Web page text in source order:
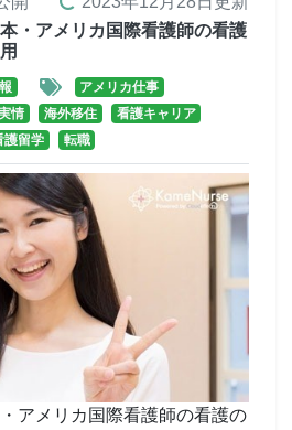
・アメリカ国際看護師の看護
アメリカ仕事
情 海外移住
看護キャリア
護留学 転職
アメリカ国際看護師の看護の